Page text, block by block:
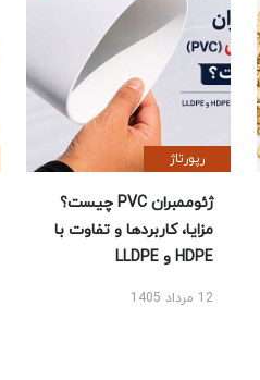
رپورتاژ
ژئوممبران PVC چیست؟
مزایا، کاربردها و تفاوت با
HDPE و LLDPE
12 مرداد 1405